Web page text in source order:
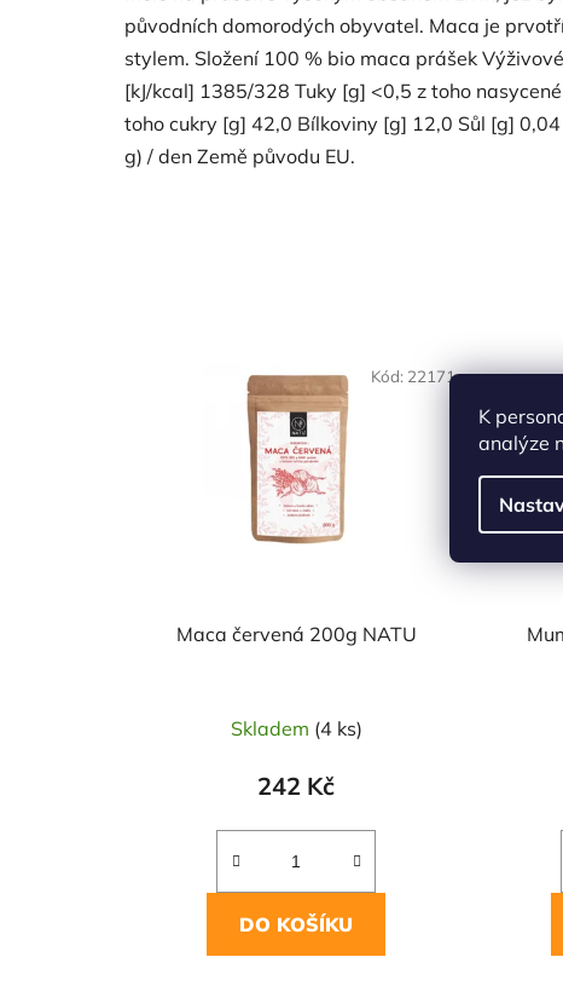
K
analýze
původních domorodých obyvatel. Maca je
stylem. Složení 100 % bio maca prášek
[kJ/kcal] 1385/328 Tuky [g] <0,5 z toho
toho cukry [g] 42,0 Bílkoviny [g] 12,0 Sůl [g]
g) / den Země původu EU.
Maca červená 200g NATU
Skladem (4 ks)
242 Kč
DO KOŠÍKU
Kód: 22171